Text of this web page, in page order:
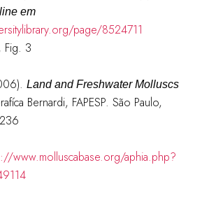
em
page/8524711
Fig. 3
Land and Freshwater Molluscs
Bernardi, FAPESP. São Paulo,
www.molluscabase.org/aphia.php?